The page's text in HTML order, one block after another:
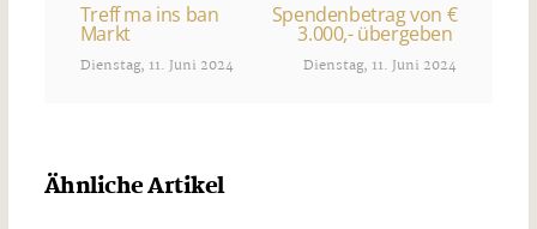
Treff ma ins ban
Markt
Dienstag, 11. Juni 2024
Spendenbetrag von €
3.000,- übergeben
Dienstag, 11. Juni 2024
Ähnliche Artikel